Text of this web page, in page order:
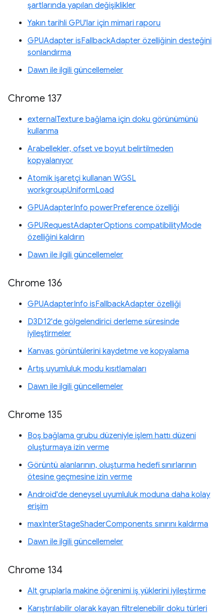
şartlarında yapılan değişiklikler
Yakın tarihli GPU'lar için mimari raporu
GPUAdapter isFallbackAdapter özelliğinin desteğini
sonlandırma
Dawn ile ilgili güncellemeler
Chrome 137
externalTexture bağlama için doku görünümünü
kullanma
Arabellekler, ofset ve boyut belirtilmeden
kopyalanıyor
Atomik işaretçi kullanan WGSL
workgroupUniformLoad
GPUAdapterInfo powerPreference özelliği
GPURequestAdapterOptions compatibilityMode
özelliğini kaldırın
Dawn ile ilgili güncellemeler
Chrome 136
GPUAdapterInfo isFallbackAdapter özelliği
D3D12'de gölgelendirici derleme süresinde
iyileştirmeler
Kanvas görüntülerini kaydetme ve kopyalama
Artış uyumluluk modu kısıtlamaları
Dawn ile ilgili güncellemeler
Chrome 135
Boş bağlama grubu düzeniyle işlem hattı düzeni
oluşturmaya izin verme
Görüntü alanlarının, oluşturma hedefi sınırlarının
ötesine geçmesine izin verme
Android'de deneysel uyumluluk moduna daha kolay
erişim
maxInterStageShaderComponents sınırını kaldırma
Dawn ile ilgili güncellemeler
Chrome 134
Alt gruplarla makine öğrenimi iş yüklerini iyileştirme
Karıştırılabilir olarak kayan filtrelenebilir doku türleri